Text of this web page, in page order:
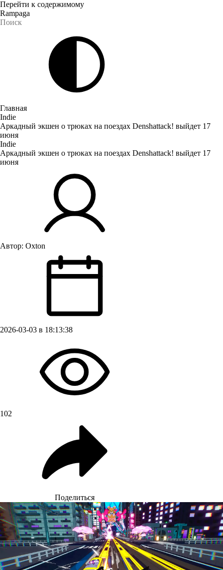
Перейти к содержимому
Rampaga
Главная
Indie
Аркадный экшен о трюках на поездах Denshattack! выйдет 17
июня
Indie
Аркадный экшен о трюках на поездах Denshattack! выйдет 17
июня
Автор: Oxton
2026-03-03 в 18:13:38
102
Поделиться